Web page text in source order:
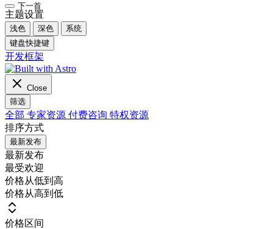
下一首
主题设置
浅色 深色
系统
键盘快捷键
开发框架
Close
筛选
全部 专家资源 付费咨询 特权资源
排序方式
最新发布
最新发布
最受欢迎
价格从低到高
价格从高到低
价格区间